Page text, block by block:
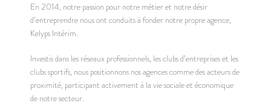
En 2014, notre passion pour notre métier et notre désir
d’entreprendre nous ont conduits à fonder notre propre agence,
Kelyps Intérim.
Investis dans les réseaux professionnels, les clubs d’entreprises et les
clubs sportifs, nous positionnons nos agences comme des acteurs de
proximité, participant activement à la vie sociale et économique
de notre secteur.